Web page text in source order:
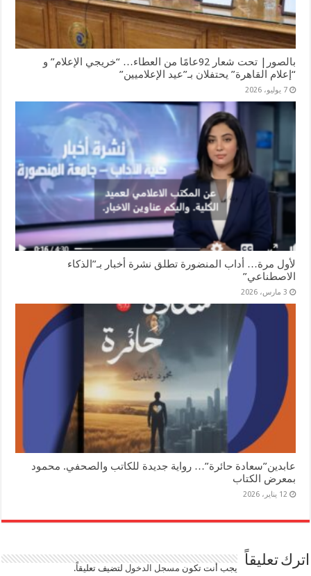
بالصور| تحت شعار 92عامًا من العطاء… “خريجي الإعلام” و
“إعلام القاهرة” يحتفلان بـ”عيد الإعلاميين”
7 يوليو، 2026
لأول مرة… أداب المنضورة تطلق نشرة أخبار بـ”الذكاء
الاصطناعي”
3 مارس، 2026
عابدين”سعادة حائرة”… رواية جديدة للكاتب والصحفي. محمود
بمعرض الكتاب
12 يناير، 2026
اترك تعليقاً يجب أنت تكون مسجل الدخوللتضيف تعليقاً.